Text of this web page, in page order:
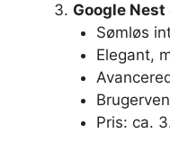
Google Nest
Sømløs
Elegant,
Pris: ca.